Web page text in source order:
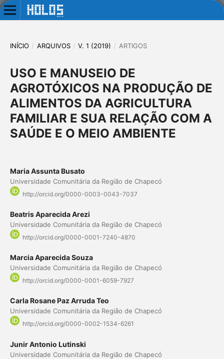
INÍCIO / ARQUIVOS / V. 1 (2019) / ARTIGOS
USO E MANUSEIO DE
AGROTÓXICOS NA PRODUÇÃO DE
ALIMENTOS DA AGRICULTURA
FAMILIAR E SUA RELAÇÃO COM A
SAÚDE E O MEIO AMBIENTE
Maria Assunta Busato
Universidade Comunitária da Região de Chapecó
http://orcid.org/0000-0003-0043-7037
Beatris Aparecida Arezi
Universidade Comunitária da Região de Chapecó
http://orcid.org/0000-0001-7240-4870
Marcia Aparecida Souza
Universidade Comunitária da Região de Chapecó
http://orcid.org/0000-0001-6059-7927
Carla Rosane Paz Arruda Teo
Universidade Comunitária da Região de Chapecó
http://orcid.org/0000-0002-1534-6261
Junir Antonio Lutinski
Universidade Comunitária da Região de Chapecó